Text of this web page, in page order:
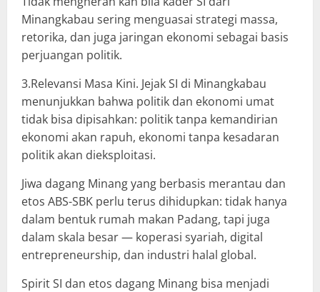
Minangkabau sering menguasai strategi massa,
retorika, dan juga jaringan ekonomi sebagai basis
perjuangan politik.
3.Relevansi Masa Kini. Jejak SI di Minangkabau
menunjukkan bahwa politik dan ekonomi umat
tidak bisa dipisahkan: politik tanpa kemandirian
ekonomi akan rapuh, ekonomi tanpa kesadaran
politik akan dieksploitasi.
Jiwa dagang Minang yang berbasis merantau dan
etos ABS-SBK perlu terus dihidupkan: tidak hanya
dalam bentuk rumah makan Padang, tapi juga
dalam skala besar — koperasi syariah, digital
entrepreneurship, dan industri halal global.
Spirit SI dan etos dagang Minang bisa menjadi